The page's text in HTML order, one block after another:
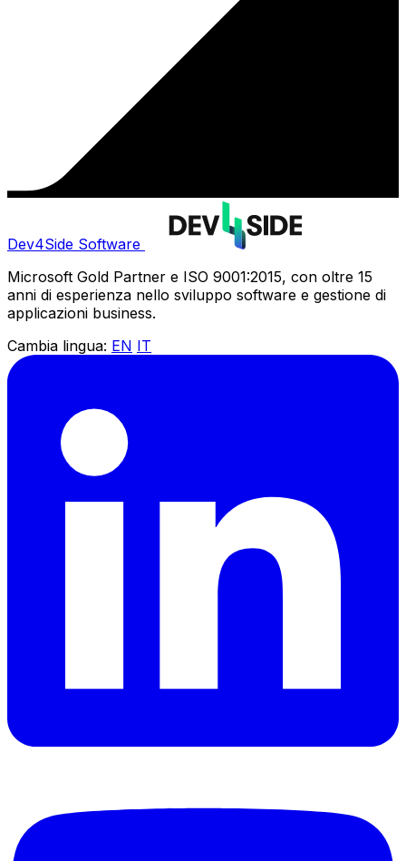
Dev4Side Software
Microsoft Gold Partner e ISO 9001:2015, con oltre 15
anni di esperienza nello sviluppo software e gestione di
applicazioni business.
Cambia lingua: EN IT